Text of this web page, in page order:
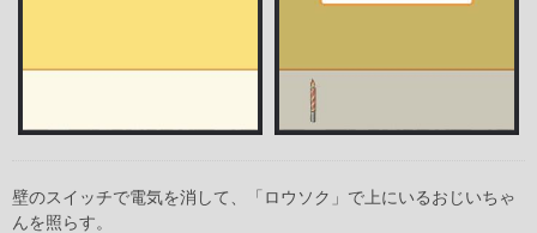
壁のスイッチで電気を消して、「ロウソク」で上にいるおじいちゃ
んを照らす。